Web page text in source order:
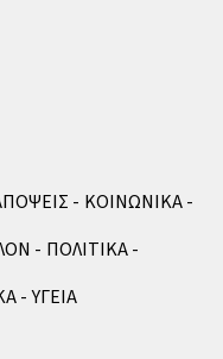
ΚΟΙΝΩΝΙΚΑ
ΠΟΛΙΤΙΚΑ
ΥΓΕΙΑ